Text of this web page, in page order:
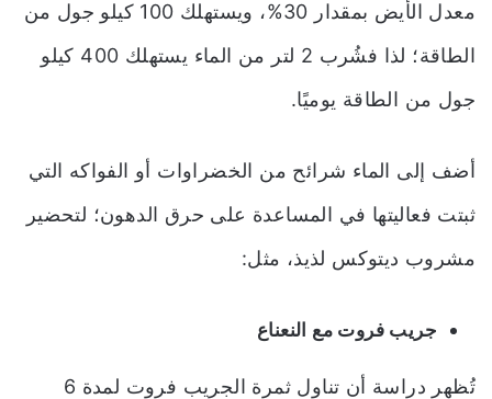
معدل الأيض بمقدار 30%، ويستهلك 100 كيلو جول من
الطاقة؛ لذا فشُرب 2 لتر من الماء يستهلك 400 كيلو
جول من الطاقة يوميًا.
أضف إلى الماء شرائح من الخضراوات أو الفواكه التي
ثبتت فعاليتها في المساعدة على حرق الدهون؛ لتحضير
مشروب ديتوكس لذيذ، مثل:
جريب فروت مع النعناع
تُظهر دراسة أن تناول ثمرة الجريب فروت لمدة 6